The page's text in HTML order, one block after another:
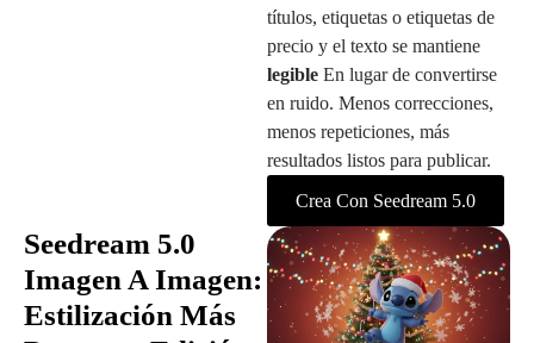
títulos, etiquetas o etiquetas de
precio y el texto se mantiene
legible En lugar de convertirse
en ruido. Menos correcciones,
menos repeticiones, más
resultados listos para publicar.
Crea Con Seedream 5.0
Seedream 5.0
Imagen A Imagen:
Estilización Más